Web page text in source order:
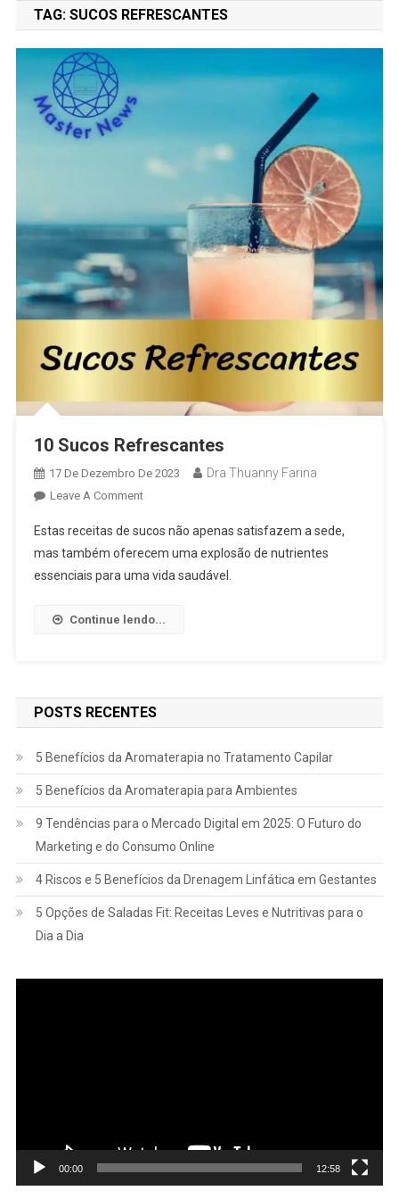
TAG: SUCOS REFRESCANTES
10 Sucos Refrescantes
17 De Dezembro De 2023 Dra Thuanny Farina
Leave A Comment
Estas receitas de sucos não apenas satisfazem a sede,
mas também oferecem uma explosão de nutrientes
essenciais para uma vida saudável.
Continue lendo...
POSTS RECENTES
5 Benefícios da Aromaterapia no Tratamento Capilar
5 Benefícios da Aromaterapia para Ambientes
9 Tendências para o Mercado Digital em 2025: O Futuro do
Marketing e do Consumo Online
4 Riscos e 5 Benefícios da Drenagem Linfática em Gestantes
5 Opções de Saladas Fit: Receitas Leves e Nutritivas para o
Dia a Dia
00:00 12:58